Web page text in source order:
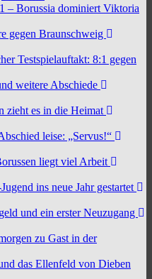
– Borussia dominiert Viktoria
gegen Braunschweig
Testspielauftakt: 8:1 gegen
weitere Abschiede
zieht es in die Heimat
leise: „Servus!“
liegt viel Arbeit
ins neue Jahr gestartet
und ein erster Neuzugang
zu Gast in der
das Ellenfeld von Dieben